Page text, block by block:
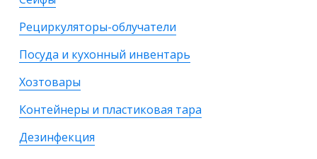
Рециркуляторы-облучатели
Посуда и кухонный инвентарь
Хозтовары
Контейнеры и пластиковая тара
Дезинфекция